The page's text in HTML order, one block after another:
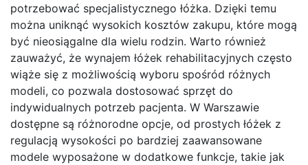
potrzebować specjalistycznego łóżka. Dzięki temu
można uniknąć wysokich kosztów zakupu, które mogą
być nieosiągalne dla wielu rodzin. Warto również
zauważyć, że wynajem łóżek rehabilitacyjnych często
wiąże się z możliwością wyboru spośród różnych
modeli, co pozwala dostosować sprzęt do
indywidualnych potrzeb pacjenta. W Warszawie
dostępne są różnorodne opcje, od prostych łóżek z
regulacją wysokości po bardziej zaawansowane
modele wyposażone w dodatkowe funkcje, takie jak